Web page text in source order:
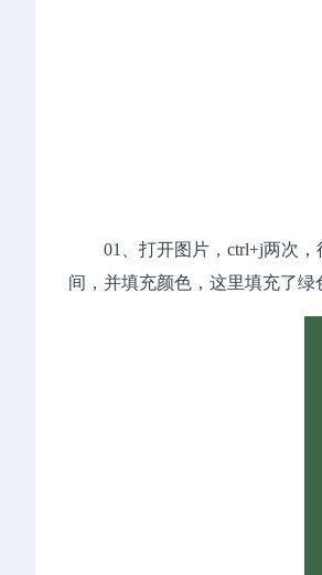
01、打开图片，ctrl+j两次，
间，并填充颜色，这里填充了